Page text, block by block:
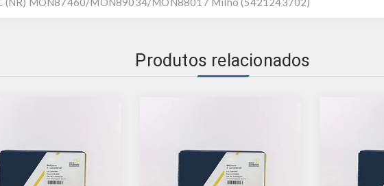
Produtos relacionados